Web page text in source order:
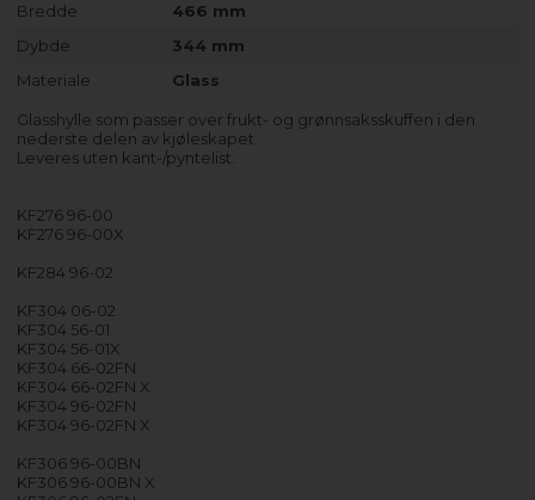
Bredde
466 mm
Dybde
344 mm
Materiale
Glass
Glasshylle som passer over frukt- og grønnsaksskuffen i den
nederste delen av kjøleskapet.
Leveres uten kant-/pyntelist.
KF276 96-00
KF276 96-00X
KF284 96-02
KF304 06-02
KF304 56-01
KF304 56-01X
KF304 66-02FN
KF304 66-02FN X
KF304 96-02FN
KF304 96-02FN X
KF306 96-00BN
KF306 96-00BN X